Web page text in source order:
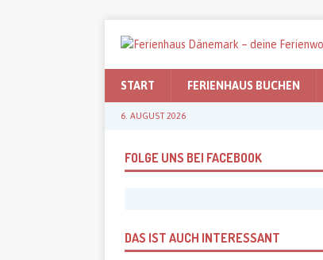
START FERIENHAUS BUCHEN
6. AUGUST 2026
FOLGE UNS BEI FACEBOOK
DAS IST AUCH INTERESSANT